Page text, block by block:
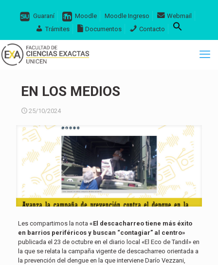
Guaraní Moodle Moodle Ingreso
Webmail
Trámites
Documentos Contacto
EN LOS MEDIOS
25/10/2024
Les compartimos la nota «El descacharreo tiene más éxito
en barrios periféricos y buscan “contagiar” al centro»
publicada el 23 de octubre en el diario local «El Eco de Tandil» en
la que se relata la campaña vigente de descacharreo orientada a
la prevención del dengue en la que interviene Darío Vezzani,